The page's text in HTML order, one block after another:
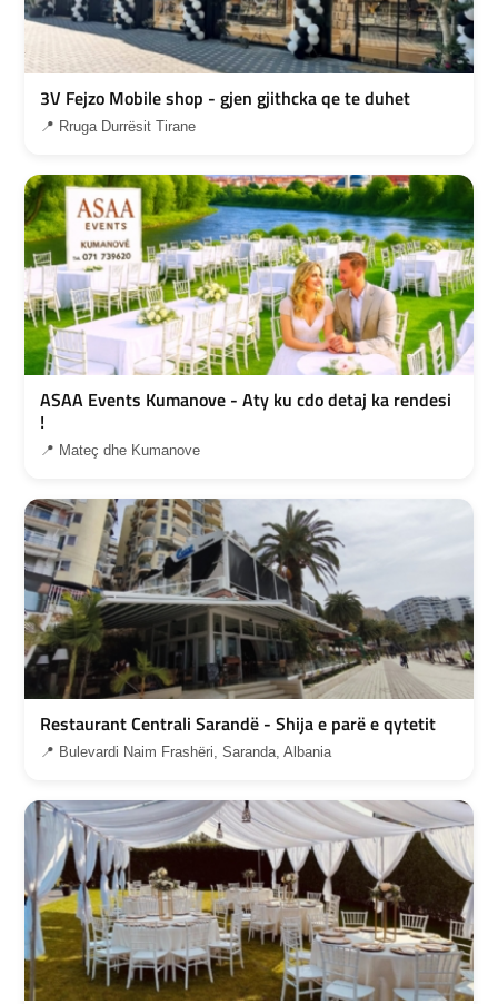
3V Fejzo Mobile shop - gjen gjithcka qe te duhet
📍 Rruga Durrësit Tirane
ASAA Events Kumanove - Aty ku cdo detaj ka rendesi
!
📍 Mateç dhe Kumanove
Restaurant Centrali Sarandë - Shija e parë e qytetit
📍 Bulevardi Naim Frashëri, Saranda, Albania